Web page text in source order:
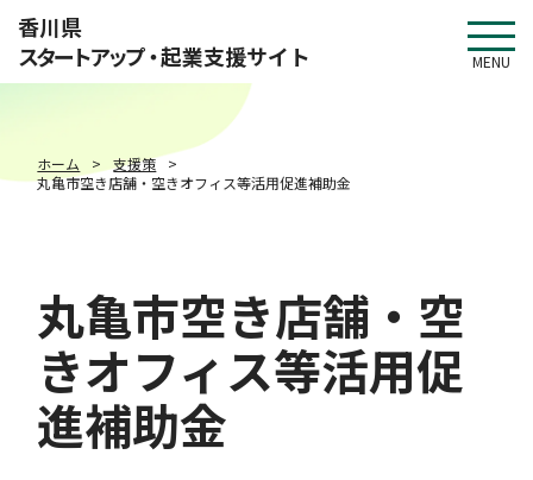
香川県
スタートアップ・起業支援サイト MENU
ホーム
支援策
丸亀市空き店舗・空きオフィス等活用促進補助金
丸亀市空き店舗・空
きオフィス等活用促
進補助金